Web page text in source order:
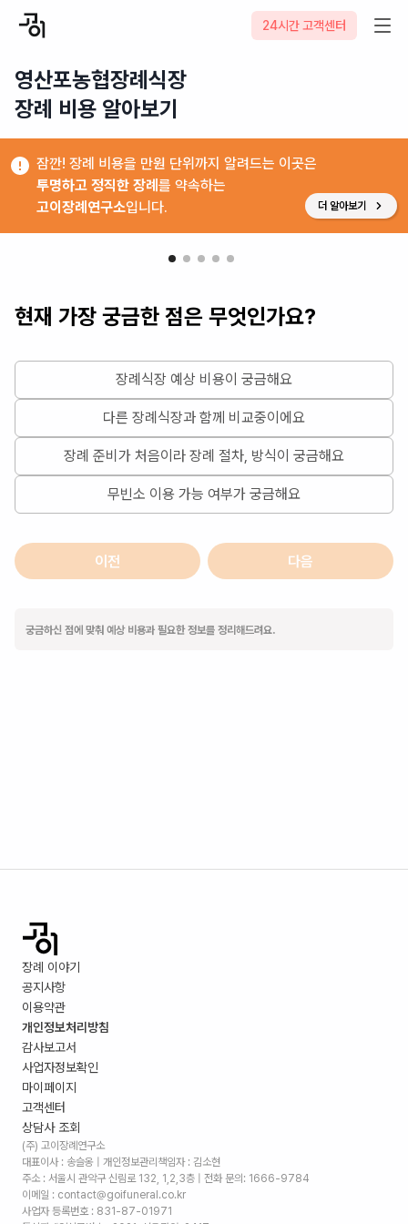
24시간 고객센터
영산포농협장례식장
장례 비용 알아보기
잠깐! 장례 비용을 만원 단위까지 알려드는 이곳은
투명하고 정직한 장례 를 약속하는
고이장례연구소입니다. 더 알아보기
현재 가장 궁금한 점은 무엇인가요?
장례식장 예상 비용이 궁금해요
다른 장례식장과 함께 비교중이에요
장례 준비가 처음이라 장례 절차, 방식이 궁금해요
무빈소 이용 가능 여부가 궁금해요
이전 다음
궁금하신 점에 맞춰 예상 비용과 필요한 정보를 정리해드려요.
장례 이야기
공지사항
이용약관
개인정보처리방침
감사보고서
사업자정보확인
마이페이지
고객센터
상담사 조회
(주) 고이장례연구소
대표이사 : 송슬옹 | 개인정보관리책임자 : 김소현
주소 : 서울시 관악구 신림로 132, 1,2,3층 | 전화 문의: 1666-9784
이메일 : contact@goifuneral.co.kr
사업자 등록번호 : 831-87-01971